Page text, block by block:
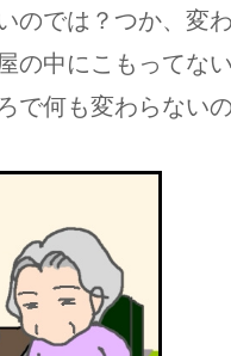
のでは？つか、変
の中にこもってな
何も変わらない